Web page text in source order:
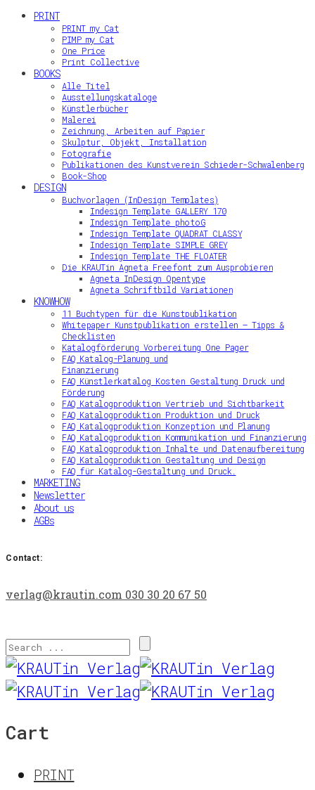
PRINT
PRINT my Cat
PIMP my Cat
One Price
Print Collective
BOOKS
Alle Titel
Ausstellungskataloge
Künstlerbücher
Malerei
Zeichnung, Arbeiten auf Papier
Skulptur, Objekt, Installation
Fotografie
Publikationen des Kunstverein Schieder-Schwalenberg
Book-Shop
DESIGN
Buchvorlagen (InDesign Templates)
Indesign Template GALLERY 170
Indesign Template photoG
Indesign Template QUADRAT CLASSY
Indesign Template SIMPLE GREY
Indesign Template THE FLOATER
Die KRAUTin Agneta Freefont zum Ausprobieren
Agneta InDesign Opentype
Agneta Schriftbild Variationen
KNOWHOW
11 Buchtypen für die Kunstpublikation
Whitepaper Kunstpublikation erstellen – Tipps &
Checklisten
Katalogförderung Vorbereitung One Pager
FAQ Katalog-Planung und
Finanzierung
FAQ Künstlerkatalog Kosten Gestaltung Druck und
Förderung
FAQ Katalogproduktion Vertrieb und Sichtbarkeit
FAQ Katalogproduktion Produktion und Druck
FAQ Katalogproduktion Konzeption und Planung
FAQ Katalogproduktion Kommunikation und Finanzierung
FAQ Katalogproduktion Inhalte und Datenaufbereitung
FAQ Katalogproduktion Gestaltung und Design
FAQ für Katalog-Gestaltung und Druck.
MARKETING
Newsletter
About us
AGBs
Contact:
verlag@krautin.com 030 30 20 67 50‬
Cart
PRINT